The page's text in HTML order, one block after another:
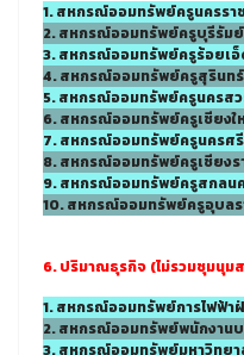
1. สหกรณ์ออมทรัพย์ครูนครรา
2. สหกรณ์ออมทรัพย์ครูบุรีรัม
3. สหกรณ์ออมทรัพย์ครูร้อยเอ็
4. สหกรณ์ออมทรัพย์ครูสุรินท
5. สหกรณ์ออมทรัพย์ครูนครสว
6. สหกรณ์ออมทรัพย์ครูเชียงใ
7. สหกรณ์ออมทรัพย์ครูนครศรี
8. สหกรณ์ออมทรัพย์ครูเชียงร
9. สหกรณ์ออมทรัพย์ครูสกลน
10. สหกรณ์ออมทรัพย์ครูอุบลร
6. ปริมาณธุรกิจ (ไม่รวมชุมนุ
1. สหกรณ์ออมทรัพย์การไฟฟ้า
2. สหกรณ์ออมทรัพย์พนักงาน
3. สหกรณ์ออมทรัพย์มหาวิทย